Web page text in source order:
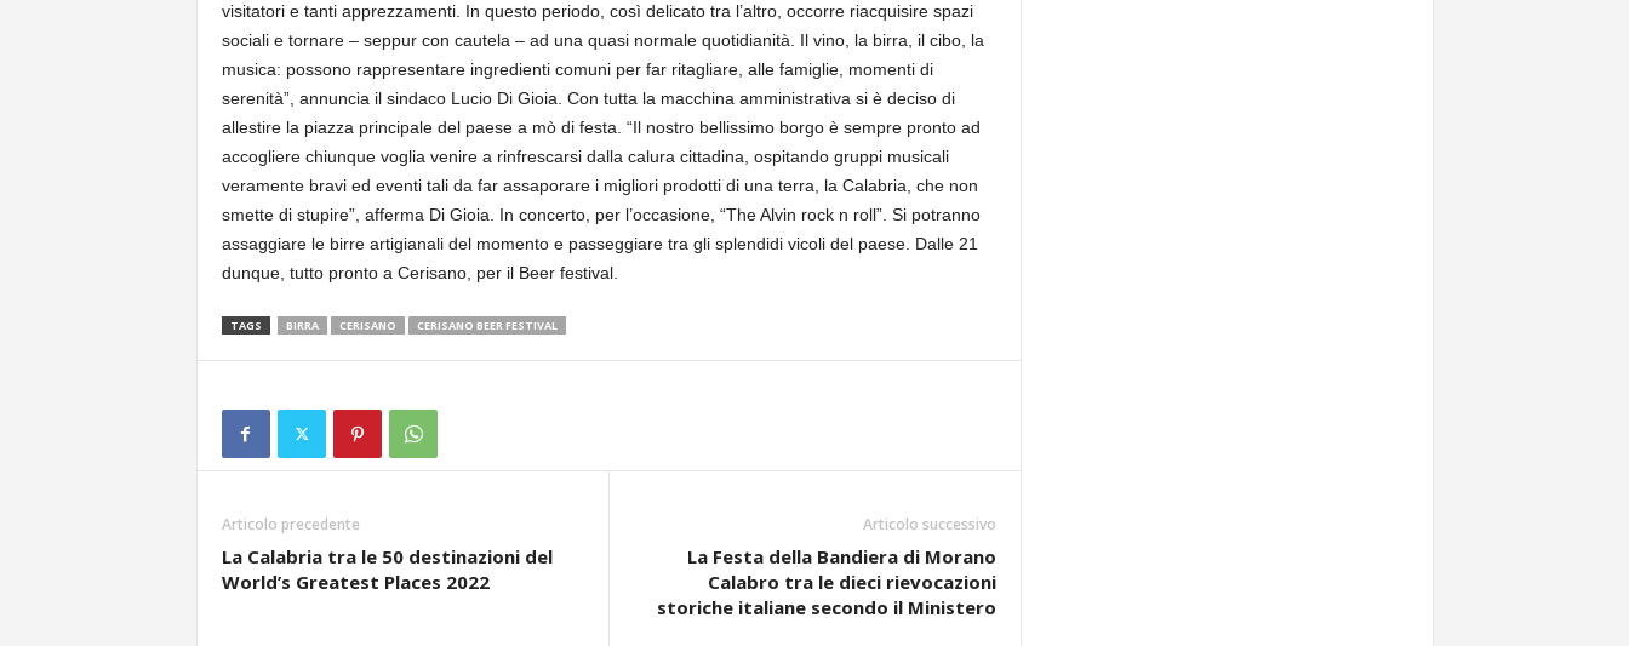
visitatori e tanti apprezzamenti. In questo periodo, così delicato tra l’altro, occorre riacquisire spazi
sociali e tornare – seppur con cautela – ad una quasi normale quotidianità. Il vino, la birra, il cibo, la
musica: possono rappresentare ingredienti comuni per far ritagliare, alle famiglie, momenti di
serenità”, annuncia il sindaco Lucio Di Gioia. Con tutta la macchina amministrativa si è deciso di
allestire la piazza principale del paese a mò di festa. “Il nostro bellissimo borgo è sempre pronto ad
accogliere chiunque voglia venire a rinfrescarsi dalla calura cittadina, ospitando gruppi musicali
veramente bravi ed eventi tali da far assaporare i migliori prodotti di una terra, la Calabria, che non
smette di stupire”, afferma Di Gioia. In concerto, per l’occasione, “The Alvin rock n roll”. Si potranno
assaggiare le birre artigianali del momento e passeggiare tra gli splendidi vicoli del paese. Dalle 21
dunque, tutto pronto a Cerisano, per il Beer festival.
TAGS BIRRA CERISANO CERISANO BEER FESTIVAL
Articolo precedente
La Calabria tra le 50 destinazioni del
World’s Greatest Places 2022
Articolo successivo
La Festa della Bandiera di Morano
Calabro tra le dieci rievocazioni
storiche italiane secondo il Ministero